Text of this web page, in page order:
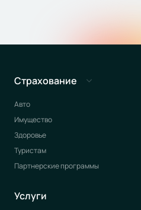
Страхование
Авто
Имущество
Здоровье
Туристам
Партнерские программы
Услуги